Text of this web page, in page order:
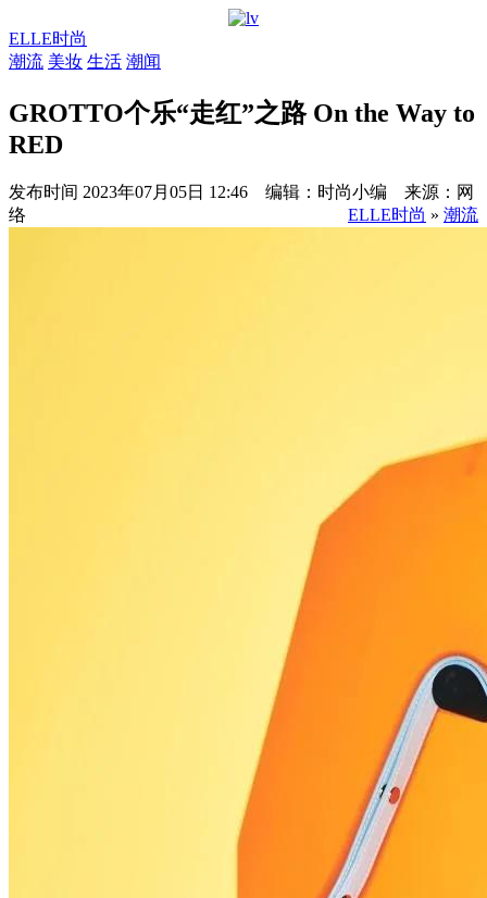
ELLE时尚
潮流 美妆 生活 潮闻
GROTTO个乐“走红”之路 On the Way to
RED
发布时间 2023年07月05日 12:46 编辑：时尚小编 来源：网
络
ELLE时尚 » 潮流